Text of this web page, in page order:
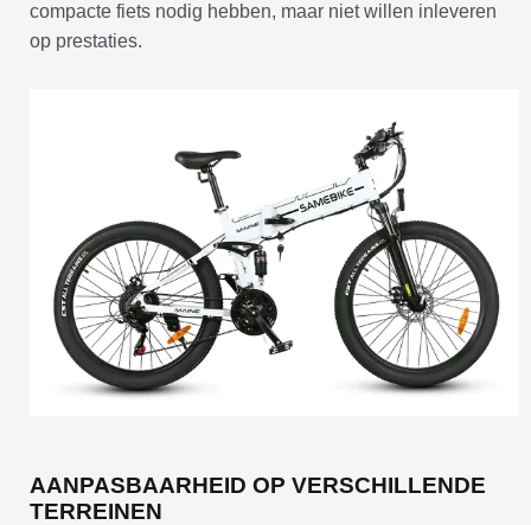
compacte fiets nodig hebben, maar niet willen inleveren
op prestaties.
AANPASBAARHEID OP VERSCHILLENDE
TERREINEN